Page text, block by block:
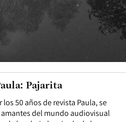
50 años de revista Paula, se
del mundo audiovisual
Pajarita